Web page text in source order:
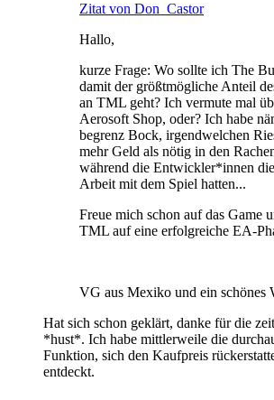
Zitat von Don_Castor
Hallo,
kurze Frage: Wo sollte ich The
damit der größtmögliche Anteil
an TML geht? Ich vermute mal
Aerosoft Shop, oder? Ich habe
begrenz Bock, irgendwelchen
mehr Geld als nötig in den
während die Entwickler*innen
Arbeit mit dem Spiel hatten...
Freue mich schon auf das Game
TML auf eine erfolgreiche EA-
VG aus Mexiko und ein schönes
Hat sich schon geklärt, danke für die
*hust*. Ich habe mittlerweile die
Funktion, sich den Kaufpreis
entdeckt.